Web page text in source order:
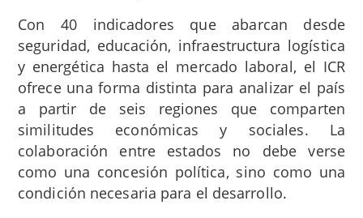
Con 40 indicadores que abarcan desde
seguridad, educación, infraestructura logística
y energética hasta el mercado laboral, el ICR
ofrece una forma distinta para analizar el país
a partir de seis regiones que comparten
similitudes económicas y sociales. La
colaboración entre estados no debe verse
como una concesión política, sino como una
condición necesaria para el desarrollo.